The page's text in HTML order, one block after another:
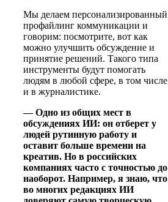
Мы делаем персонализированный
профайлинг коммуникации и
говорим: посмотрите, вот как
можно улучшить обсуждение и
принятие решений. Такого типа
инструменты будут помогать
людям в любой сфере, в том числе
и в журналистике.
— Одно из общих мест в
обсуждениях ИИ: он отберет у
людей рутинную работу и
оставит больше времени на
креатив. Но в российских
компаниях часто с точностью до
наоборот. Например, я знаю, что
во многих редакциях ИИ